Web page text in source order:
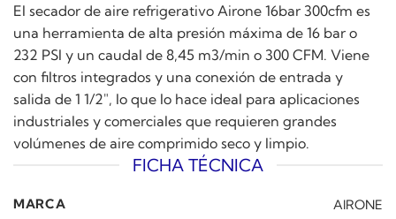
El secador de aire refrigerativo Airone 16bar 300cfm es
una herramienta de alta presión máxima de 16 bar o
232 PSI y un caudal de 8,45 m3/min o 300 CFM. Viene
con filtros integrados y una conexión de entrada y
salida de 1 1/2″, lo que lo hace ideal para aplicaciones
industriales y comerciales que requieren grandes
volúmenes de aire comprimido seco y limpio.
FICHA TÉCNICA
MARCA AIRONE